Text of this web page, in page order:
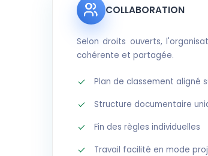
COLLABORATION
Selon droits ouverts,
cohérente et partagée.
Plan de classement aligné
Structure documentaire
Fin des règles individuelles
Travail facilité en mode